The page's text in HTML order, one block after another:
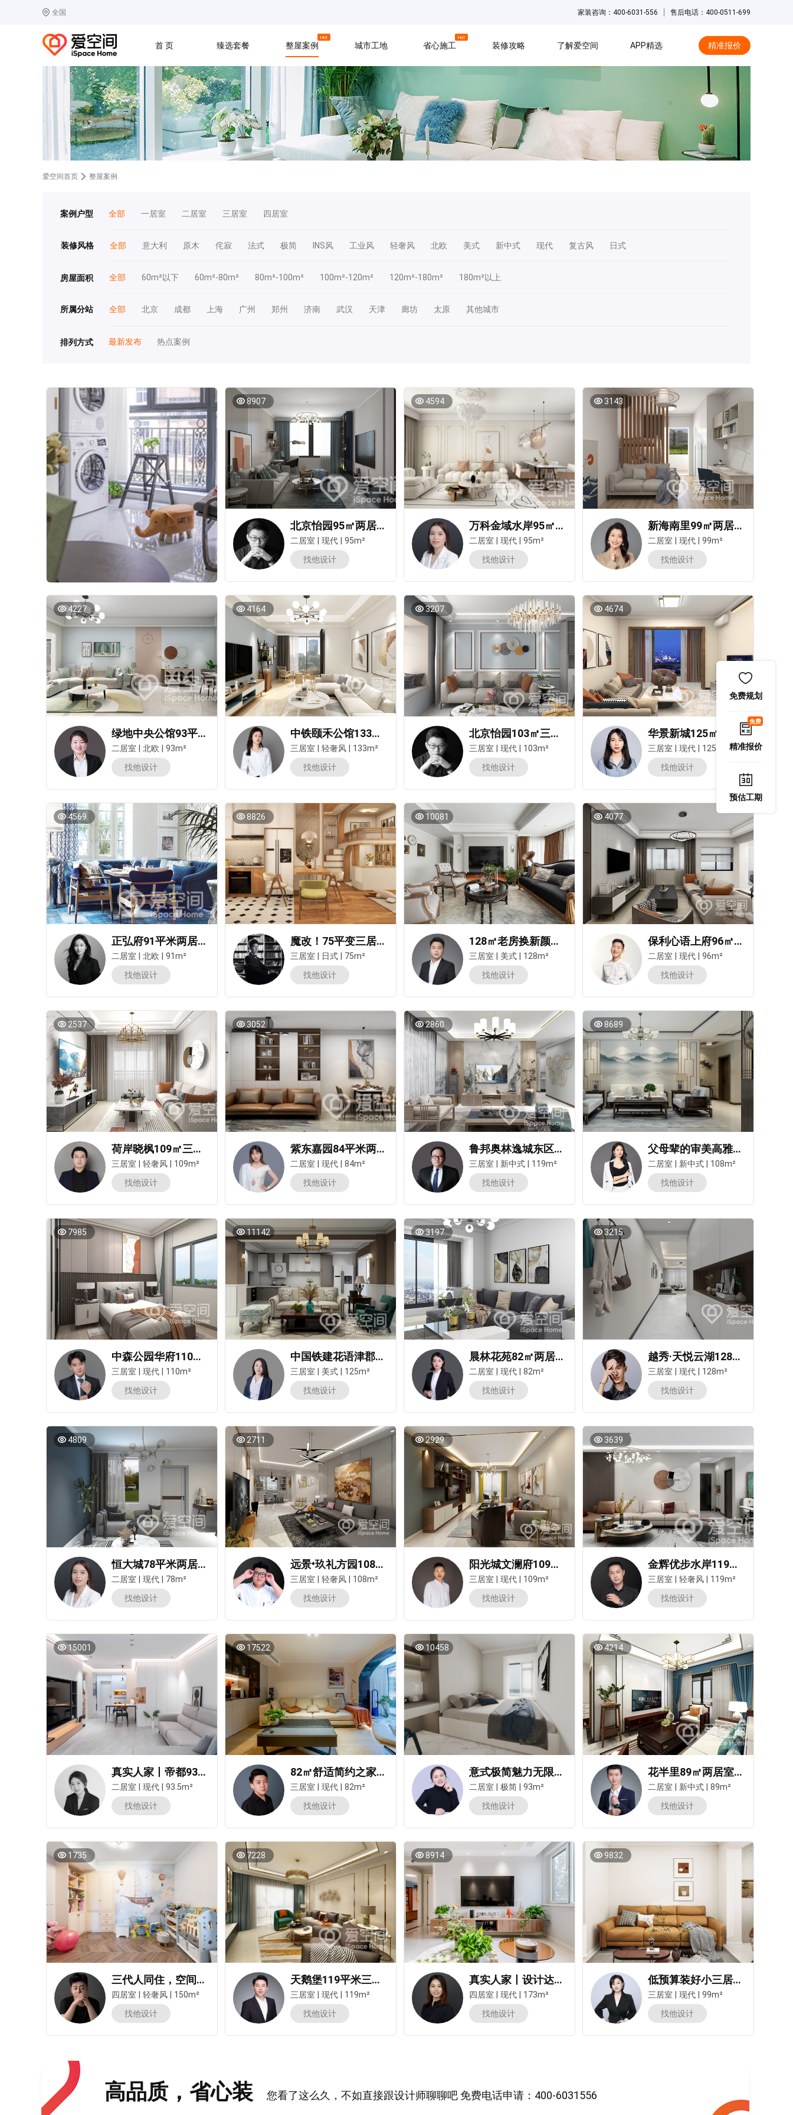
全国
广州 其他城市 J 济南
廊坊 S 上海
天津 太原 武汉
郑州
家装咨询：400-6031-556 售后电话：400-0511-699
首 页 臻选套餐 整屋案例
Hot
城市工地 省心施工
Hot
装修攻略
收房
设计
预算
合同
材料 拆改
水电
泥瓦 木工
了解爱空间 APP精选 精准报价
爱空间首页 整屋案例
案例户型 全部 一居室 二居室 三居室 四居室
装修风格 全部 意大利 原木 侘寂 法式 极简 INS风 工业风 轻奢风 北欧 美式 新中式 现代 复古风 日式
房屋面积 全部 60m²以下 60m²-80m² 80m²-100m² 100m²-120m² 120m²-180m² 180m²以上
所属分站 全部 北京 成都 上海 广州 郑州 济南 武汉 天津 廊坊 太原 其他城市
排列方式 最新发布 热点案例
8907
北京怡园95㎡两居室现代简约风装修案例
二居室 现代
95m²
找他设计
4594
万科金域水岸95㎡两居室现代简约风装修案例
二居室 现代
95m²
找他设计
3143
新海南里99㎡两居室现代简约风装修案例
二居室 现代
99m²
找他设计
4227
绿地中央公馆93平米两居室北欧风装修案例
二居室 北欧
93m²
找他设计
4164
中铁颐禾公馆133㎡三居室轻奢风装修案例
三居室 轻奢风
133m²
找他设计
3207
北京怡园103㎡三居室现代简约风装修案例
三居室 现代
103m²
找他设计
4674
三居室 现代
125m²
找他设计
4569
正弘府91平米两居室北欧风装修案例
二居室 北欧
91m²
找他设计
8826
魔改！75平变三居，客厅做双拼儿童房，原木奶油超暖！
三居室 日式
75m²
找他设计
10081
128㎡老房换新颜，从破旧二手学区房到美式混搭
三居室 美式
128m²
找他设计
4077
保利心语上府96㎡两居室现代简约风装修案例
二居室 现代
96m²
找他设计
2537
荷岸晓枫109㎡三居室轻奢风装修案例
三居室 轻奢风
109m²
找他设计
3052
紫东嘉园84平米两居室现代简约风装修案例
二居室 现代
84m²
找他设计
2860
鲁邦奥林逸城东区119㎡三居室新中式风装修案例
三居室 新中式
119m²
找他设计
8689
父母辈的审美高雅又低调！这套中式两居看完想退休！
二居室 新中式
108m²
找他设计
7985
中森公园华府110㎡三居室现代简约风装修案例
三居室 现代
110m²
找他设计
11142
中国铁建花语津郡125㎡三居室美式风装修案例
三居室 美式
125m²
找他设计
3197
晨林花苑82㎡两居室现代简约风装修案例
二居室 现代
82m²
找他设计
3215
越秀·天悦云湖128㎡三居室现代简约风装修案例
三居室 现代
128m²
找他设计
4809
恒大城78平米两居室现代简约风装修案例
二居室 现代
78m²
找他设计
2711
远景•玖礼方园108㎡三居室现代轻奢风装修案例
三居室 轻奢风
108m²
找他设计
2929
阳光城文澜府109㎡三居室现代简约风装修案例
三居室 现代
109m²
找他设计
3639
金辉优步水岸119㎡三居室轻奢风装修案例
三居室 轻奢风
119m²
找他设计
15001
真实人家丨帝都93㎡神改造，这作业小户型也能抄！
二居室 现代
93.5m²
找他设计
17522
82㎡舒适简约之家，冬日温暖尽收眼底
三居室 现代
82m²
找他设计
10458
意式极简魅力无限，这套两居干湿分离，简单好清洁！
二居室 极简
93m²
找他设计
4214
花半里89㎡两居室新中式风装修案例
二居室 新中式
89m²
找他设计
1735
三代人同住，空间开阔灵活，拿捏各自需求！儿童活动区精妙～
四居室 轻奢风
150m²
找他设计
7228
天鹅堡119平米三居室现代简约风装修案例
三居室 现代
119m²
找他设计
8914
真实人家丨设计达人私房秘笈，绝不浪费每1㎡
四居室 现代
173m²
找他设计
9832
低预算装好小三居！这家业主的万能抽屉做法，超实用！
三居室 现代
99m²
找他设计
高品质，省心装 您看了这么久，不如直接跟设计师聊聊吧 免费电话申请：400-6031556
测试我家风格 预估我家工期
预估装修报价 1v1咨询设计师
免费规划
免费
精准报价
预估工期